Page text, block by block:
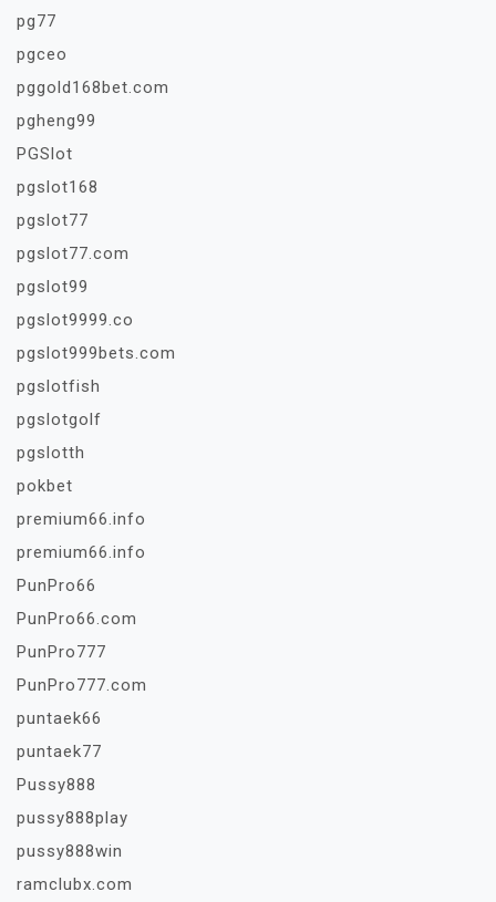
pg77
pgceo
pggold168bet.com
pgheng99
PGSlot
pgslot168
pgslot77
pgslot77.com
pgslot99
pgslot9999.co
pgslot999bets.com
pgslotfish
pgslotgolf
pgslotth
pokbet
premium66.info
premium66.info
PunPro66
PunPro66.com
PunPro777
PunPro777.com
puntaek66
puntaek77
Pussy888
pussy888play
pussy888win
ramclubx.com